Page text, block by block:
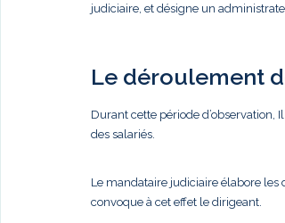
judiciaire, et désigne un
Le déroulement
Durant cette période d’observation,
des salariés.
Le mandataire judiciaire élabore les
convoque à cet effet le dirigeant.